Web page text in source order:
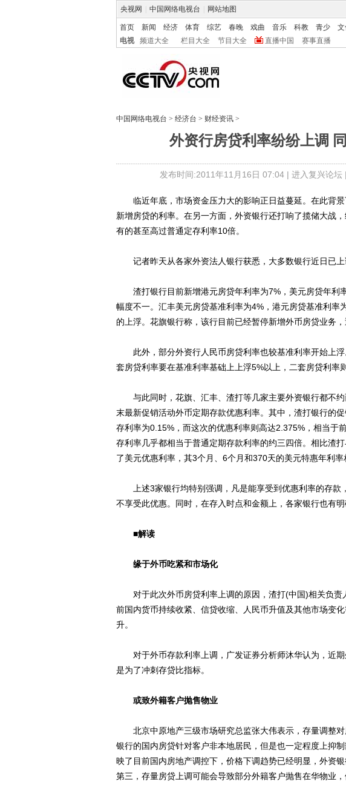
央视网 中国网络电视台 网站地图
首页 新闻 经济 体育 综艺 春晚 戏曲 音乐 科教 青少
电视
频道大全 栏目大全 节目大全 直播中国 赛事直播
中国网络电视台 > 经济台 > 财经资讯 >
外资行房贷利率纷纷上调
发布时间:2011年11月16日 07:04 | 进入复兴论坛|
临近年底，市场资金压力大的影响正日益蔓延。在此背景
新增房贷的利率。在另一方面，外资银行还打响了揽储大战
有的甚至高过普通定存利率10倍。
记者昨天从各家外资法人银行获悉，大多数银行近日已上
渣打银行目前新增港元房贷年利率为7%，美元房贷年利
幅度不一。汇丰美元房贷基准利率为4%，港元房贷基准利率
的上浮。花旗银行称，该行目前已经暂停新增外币房贷业务
此外，部分外资行人民币房贷利率也较基准利率开始上浮
套房贷利率要在基准利率基础上上浮5%以上，二套房贷利率
与此同时，花旗、汇丰、渣打等几家主要外资银行都不约
末最新促销活动外币定期存款优惠利率。其中，渣打银行的
存利率为0.15%，而这次的优惠利率则高达2.375%，相当于
存利率几乎都相当于普通定期存款利率的约三四倍。相比渣
了美元优惠利率，其3个月、6个月和370天的美元特惠年利
上述3家银行均特别强调，凡是能享受到优惠利率的存款
不享受此优惠。同时，在存入时点和金额上，各家银行也有明
■解读
缘于外币吃紧和市场化
对于此次外币房贷利率上调的原因，渣打(中国)相关负责
前国内货币持续收紧、信贷收缩、人民币升值及其他市场变
升。
对于外币存款利率上调，广发证券分析师沐华认为，近期
是为了冲刺存贷比指标。
或致外籍客户抛售物业
北京中原地产三级市场研究总监张大伟表示，存量调整对
银行的国内房贷针对客户非本地居民，但是也一定程度上抑
映了目前国内房地产调控下，价格下调趋势已经明显，外资
第三，存量房贷上调可能会导致部分外籍客户抛售在华物业，